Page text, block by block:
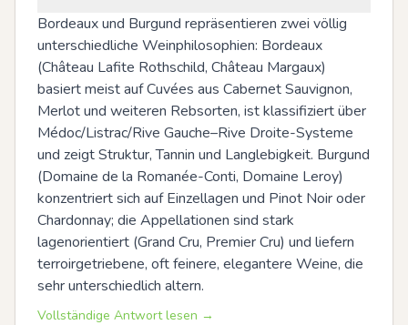
Bordeaux und Burgund repräsentieren zwei völlig
unterschiedliche Weinphilosophien: Bordeaux
(Château Lafite Rothschild, Château Margaux)
basiert meist auf Cuvées aus Cabernet Sauvignon,
Merlot und weiteren Rebsorten, ist klassifiziert über
Médoc/Listrac/Rive Gauche–Rive Droite-Systeme
und zeigt Struktur, Tannin und Langlebigkeit. Burgund
(Domaine de la Romanée-Conti, Domaine Leroy)
konzentriert sich auf Einzellagen und Pinot Noir oder
Chardonnay; die Appellationen sind stark
lagenorientiert (Grand Cru, Premier Cru) und liefern
terroirgetriebene, oft feinere, elegantere Weine, die
sehr unterschiedlich altern.
Vollständige Antwort lesen →